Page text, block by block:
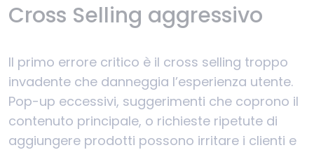
Cross Selling aggressivo
Il primo errore critico è il cross selling troppo
invadente che danneggia l’esperienza utente.
Pop-up eccessivi, suggerimenti che coprono il
contenuto principale, o richieste ripetute di
aggiungere prodotti possono irritare i clienti e